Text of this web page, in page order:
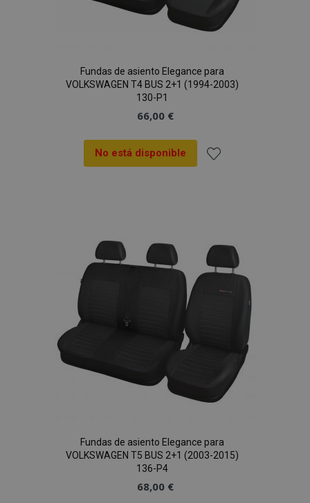
Fundas de asiento Elegance para
VOLKSWAGEN T4 BUS 2+1 (1994-2003)
130-P1
66,00 €
No está disponible
de
Deseos
Fundas de asiento Elegance para
VOLKSWAGEN T5 BUS 2+1 (2003-2015)
136-P4
68,00 €